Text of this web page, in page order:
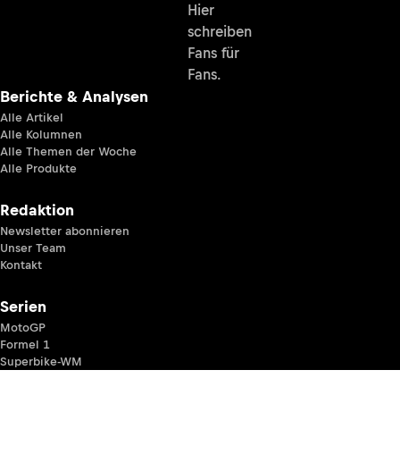
Hier
schreiben
Fans für
Fans.
Berichte & Analysen
Alle Artikel
Alle Kolumnen
Alle Themen der Woche
Alle Produkte
Redaktion
Newsletter abonnieren
Unser Team
Kontakt
Serien
MotoGP
Formel 1
Superbike-WM